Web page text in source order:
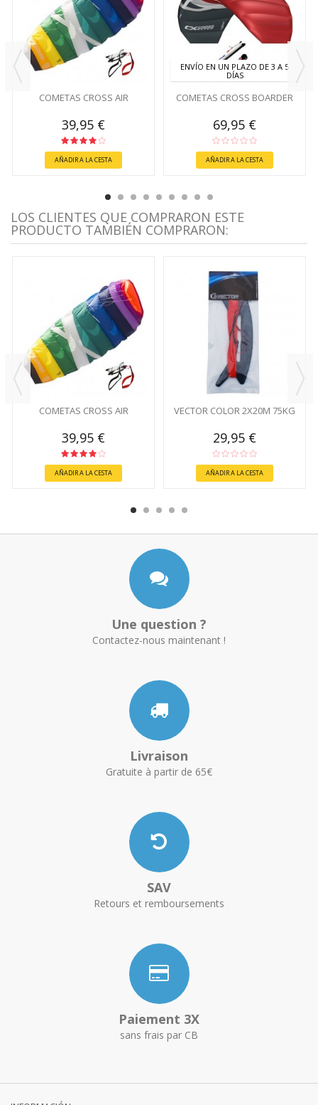
COMETAS CROSS AIR
39,95 €
AÑADIR A LA CESTA
ENVÍO EN UN PLAZO DE 3 A 5
DÍAS
COMETAS CROSS BOARDER
69,95 €
AÑADIR A LA CESTA
LOS CLIENTES QUE COMPRARON ESTE
PRODUCTO TAMBIÉN COMPRARON:
COMETAS CROSS AIR
39,95 €
AÑADIR A LA CESTA
VECTOR COLOR 2X20M 75KG
29,95 €
AÑADIR A LA CESTA
Une question ?
Contactez-nous maintenant !
Livraison
Gratuite à partir de 65€
SAV
Retours et remboursements
Paiement 3X
sans frais par CB